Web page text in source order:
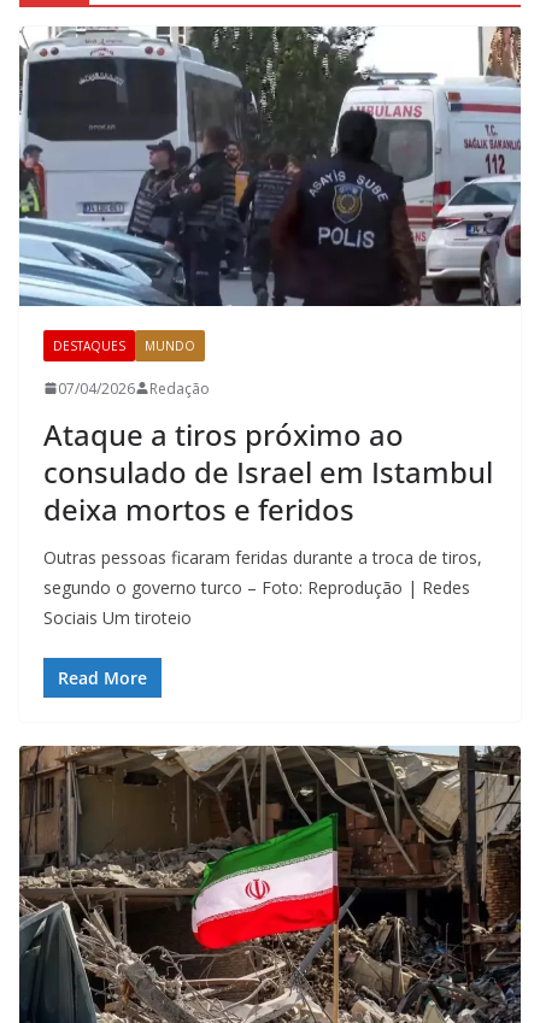
DESTAQUES MUNDO
07/04/2026 Redação
Ataque a tiros próximo ao
consulado de Israel em Istambul
deixa mortos e feridos
Outras pessoas ficaram feridas durante a troca de tiros,
segundo o governo turco – Foto: Reprodução | Redes
Sociais Um tiroteio
Read More